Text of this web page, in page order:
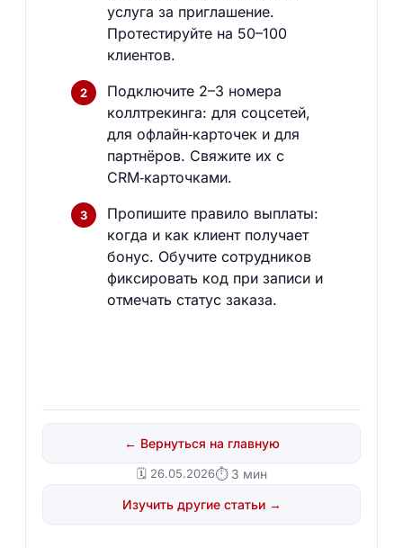
услуга за приглашение.
Протестируйте на 50–100
клиентов.
Подключите 2–3 номера
коллтрекинга: для соцсетей,
для офлайн‑карточек и для
партнёров. Свяжите их с
CRM‑карточками.
Пропишите правило выплаты:
когда и как клиент получает
бонус. Обучите сотрудников
фиксировать код при записи и
отмечать статус заказа.
← Вернуться на главную
🗓️ 26.05.2026⏱ 3 мин
Изучить другие статьи →